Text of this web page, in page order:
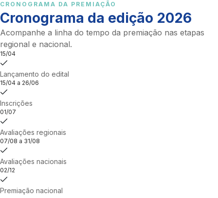
CRONOGRAMA DA PREMIAÇÃO
Cronograma da edição 2026
Acompanhe a linha do tempo da premiação nas etapas
regional e nacional.
15/04
Lançamento do edital
15/04 a 26/06
Inscrições
01/07
Avaliações regionais
07/08 a 31/08
Avaliações nacionais
02/12
Premiação nacional